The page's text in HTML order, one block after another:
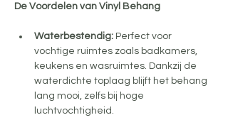
De Voordelen van Vinyl Behang
Waterbestendig: Perfect voor
vochtige ruimtes zoals badkamers,
keukens en wasruimtes. Dankzij de
waterdichte toplaag blijft het behang
lang mooi, zelfs bij hoge
luchtvochtigheid.